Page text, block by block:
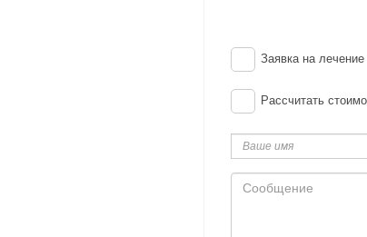
Заявка на лечение
Рассчитать
имя
Сообщение